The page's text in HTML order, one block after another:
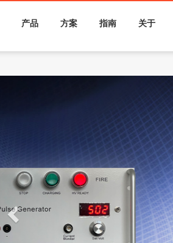
产品 方案 指南 关于